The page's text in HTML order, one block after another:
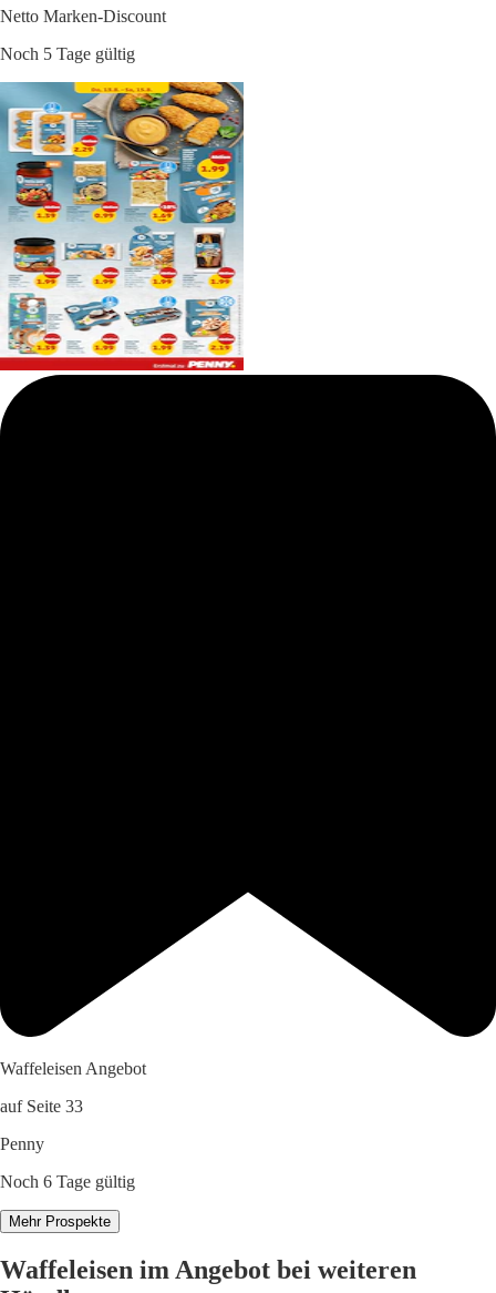
Netto Marken-Discount
Noch 5 Tage gültig
Waffeleisen Angebot
auf Seite 33
Penny
Noch 6 Tage gültig
Mehr Prospekte
Waffeleisen im Angebot bei weiteren